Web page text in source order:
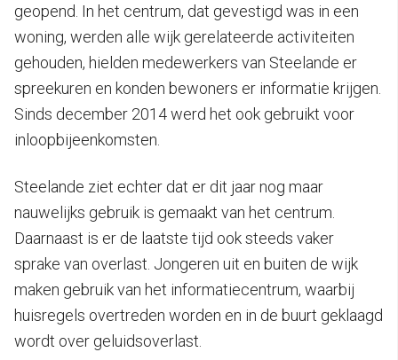
geopend. In het centrum, dat gevestigd was in een
woning, werden alle wijk gerelateerde activiteiten
gehouden, hielden medewerkers van Steelande er
spreekuren en konden bewoners er informatie krijgen.
Sinds december 2014 werd het ook gebruikt voor
inloopbijeenkomsten.
Steelande ziet echter dat er dit jaar nog maar
nauwelijks gebruik is gemaakt van het centrum.
Daarnaast is er de laatste tijd ook steeds vaker
sprake van overlast. Jongeren uit en buiten de wijk
maken gebruik van het informatiecentrum, waarbij
huisregels overtreden worden en in de buurt geklaagd
wordt over geluidsoverlast.